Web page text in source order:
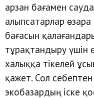
арзан бағамен
алыпсатарлар өзара
бағасын
тұрақтандыру үшін
халыққа тікелей
қажет. Сол
экобазардың іске